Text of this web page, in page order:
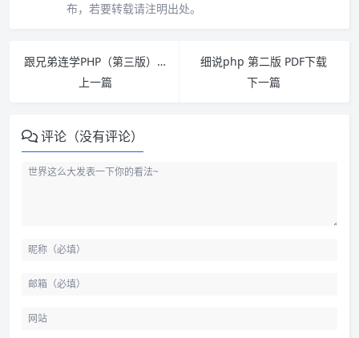
布，若要转载请注明出处。
跟兄弟连学PHP（第三版） PDF下载
上一篇
细说php 第二版 PDF下载
下一篇
评论（没有评论）